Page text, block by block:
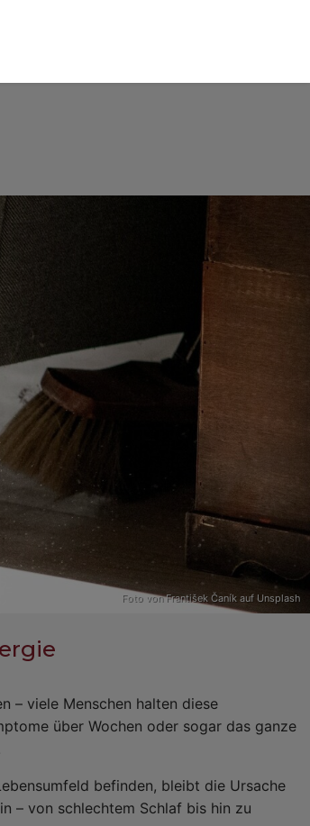
Foto vonFrantišek Čaník auf Unsplash
– viele Menschen halten diese
über Wochen oder sogar das ganze
befinden, bleibt die Ursache
– von schlechtem Schlaf bis hin zu